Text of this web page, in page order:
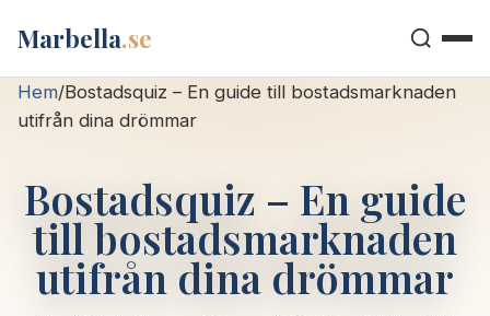
Marbella.se
Hem/Bostadsquiz – En guide till bostadsmarknaden
utifrån dina drömmar
Bostadsquiz – En guide
till bostadsmarknaden
utifrån dina drömmar